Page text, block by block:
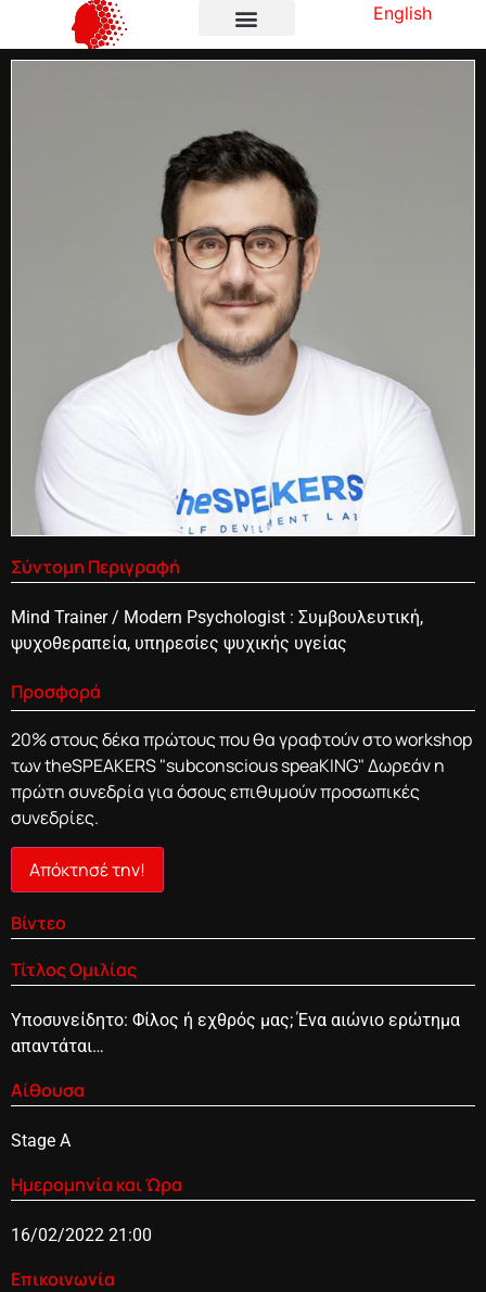
English
Σύντομη Περιγραφή
Mind Trainer / Modern Psychologist : Συμβουλευτική,
ψυχοθεραπεία, υπηρεσίες ψυχικής υγείας
Προσφορά
20% στους δέκα πρώτους που θα γραφτούν στο workshop
των theSPEAKERS "subconscious speaKING" Δωρεάν η
πρώτη συνεδρία για όσους επιθυμούν προσωπικές
συνεδρίες.
Απόκτησέ την!
Βίντεο
Τίτλος Ομιλίας
Υποσυνείδητο: Φίλος ή εχθρός μας; Ένα αιώνιο ερώτημα
απαντάται…
Αίθουσα
Stage A
Ημερομηνία και Ώρα
16/02/2022 21:00
Επικοινωνία